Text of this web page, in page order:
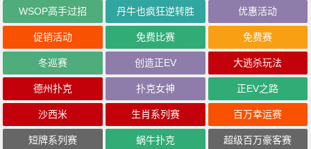
WSOP高手过招 丹牛也疯狂逆转胜 优惠活动
促销活动 免费比赛 免费赛
冬巡赛 创造正EV 大逃杀玩法
德州扑克 扑克女神 正EV之路
沙西米 生肖系列赛 百万幸运赛
短牌系列赛 蜗牛扑克 超级百万豪客赛